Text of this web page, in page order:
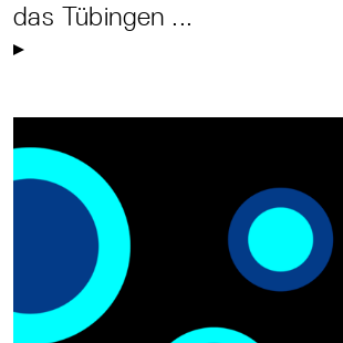
das Tübingen ...